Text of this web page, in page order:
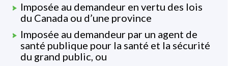
Imposée au demandeur en vertu des lois
du Canada ou d’une province
Imposée au demandeur par un agent de
santé publique pour la santé et la sécurité
du grand public, ou